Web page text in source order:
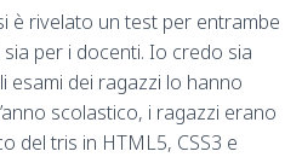
è rivelato un test per entrambe
per i docenti. Io credo sia
esami dei ragazzi lo hanno
scolastico, i ragazzi erano
del tris in HTML5, CSS3 e